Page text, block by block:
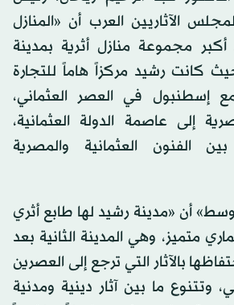
الآثاريين العرب أن «المنازل
أكبر مجموعة منازل أثرية بمدينة
كانت رشيد مركزاً هاماً للتجارة
مع إسطنبول في العصر العثماني،
إلى عاصمة الدولة العثمانية،
الفنون العثمانية والمصرية
أن «مدينة رشيد لها طابع أثري
متميز، وهي المدينة الثانية بعد
بالآثار التي ترجع إلى العصرين
وتتنوع ما بين آثار دينية ومدنية